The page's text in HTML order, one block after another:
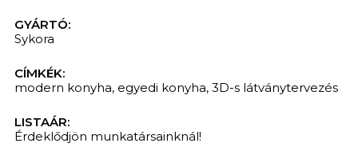
GYÁRTÓ:
Sykora
CÍMKÉK:
modern konyha, egyedi konyha, 3D-s látványtervezés
LISTAÁR:
Érdeklődjön munkatársainknál!